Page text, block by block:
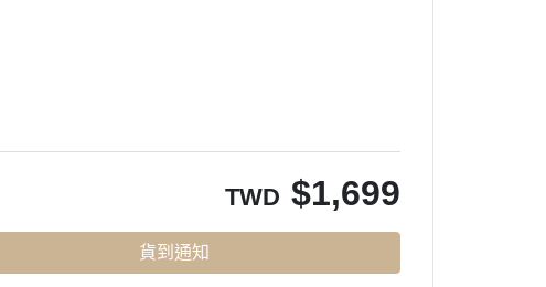
TWD $1,699
貨到通知